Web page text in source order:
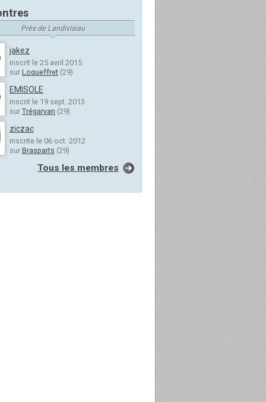
Près de Landivisiau
jakez
inscrit le 25 avril 2015
sur Loqueffret (29)
EMISOLE
inscrit le 19 sept. 2013
sur Trégarvan (29)
ziczac
inscrite le 06 oct. 2012
sur Brasparts (29)
Tous les membres